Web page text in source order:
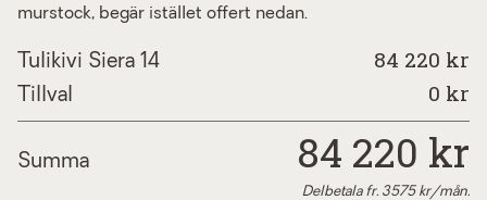
murstock, begär istället offert nedan.
Tulikivi Siera 14 84 220 kr
Tillval 0 kr
Summa 84 220 kr
Delbetala fr. 3575kr/mån.